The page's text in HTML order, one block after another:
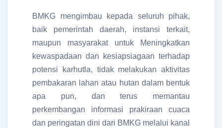
BMKG mengimbau kepada seluruh pihak,
baik pemerintah daerah, instansi terkait,
maupun masyarakat untuk Meningkatkan
kewaspadaan dan kesiapsiagaan terhadap
potensi karhutla, tidak melakukan aktivitas
pembakaran lahan atau hutan dalam bentuk
apa pun, dan terus memantau
perkembangan informasi prakiraan cuaca
dan peringatan dini dari BMKG melalui kanal